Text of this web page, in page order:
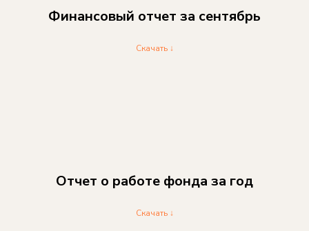
Финансовый отчет за сентябрь
Скачать ↓
Отчет о работе фонда за год
Скачать ↓